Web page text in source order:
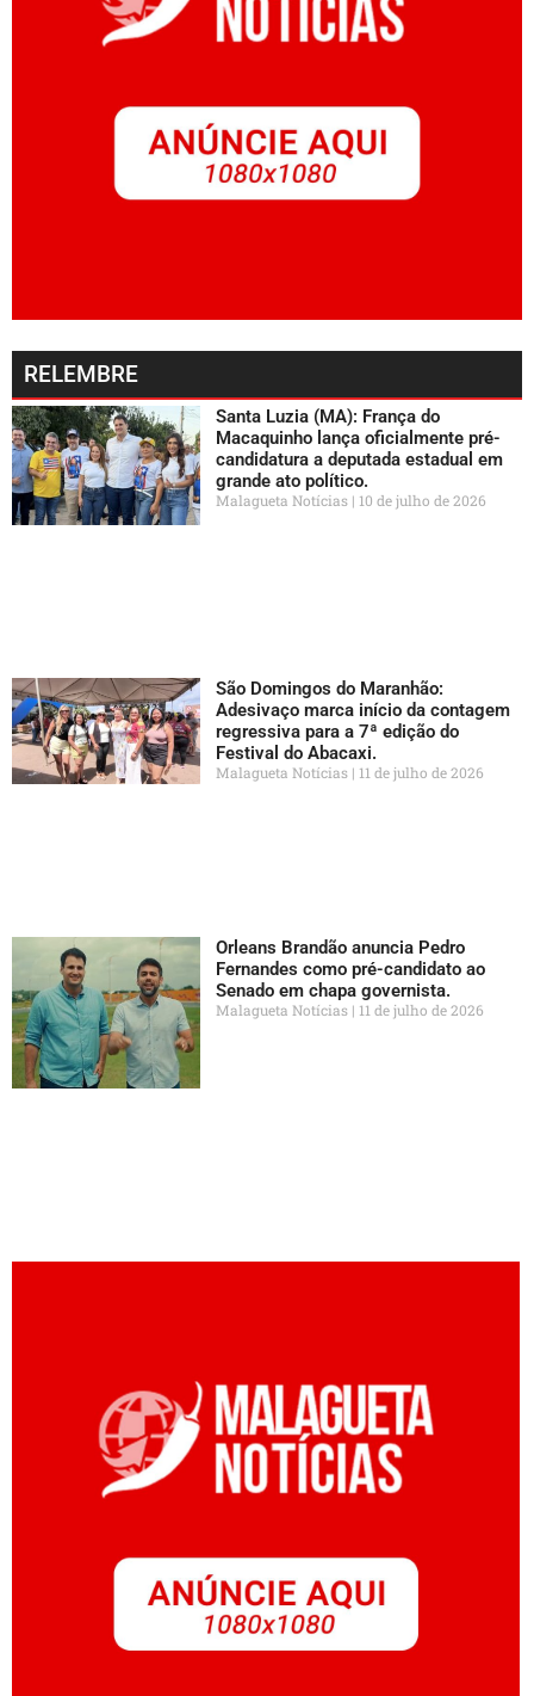
RELEMBRE
Santa Luzia (MA): França do
Macaquinho lança oficialmente pré-
candidatura a deputada estadual em
grande ato político.
Malagueta Notícias 10 de julho de 2026
São Domingos do Maranhão:
Adesivaço marca início da contagem
regressiva para a 7ª edição do
Festival do Abacaxi.
Malagueta Notícias 11 de julho de 2026
Orleans Brandão anuncia Pedro
Fernandes como pré-candidato ao
Senado em chapa governista.
Malagueta Notícias 11 de julho de 2026